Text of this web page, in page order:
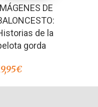
DE
de la
gorda
€